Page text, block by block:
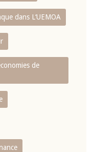
dans L‘UEMOA
de